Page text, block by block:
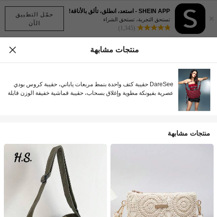
حمّل التطبيق
الآن
×
SHEIN APP - استعد، انطلق، تألق بالأناقة!
تستحق التجربة، تستحق الشراء
(1,345)
منتجات مشابهة
DareSee حقيبة كتف واحدة بنمط مربعات ياباني، حقيبة كروس بودي
عصرية بفيونكة مطوية وإغلاق بسحاب، حقيبة قماشية خفيفة الوزن قابلة
منتجات مشابهة